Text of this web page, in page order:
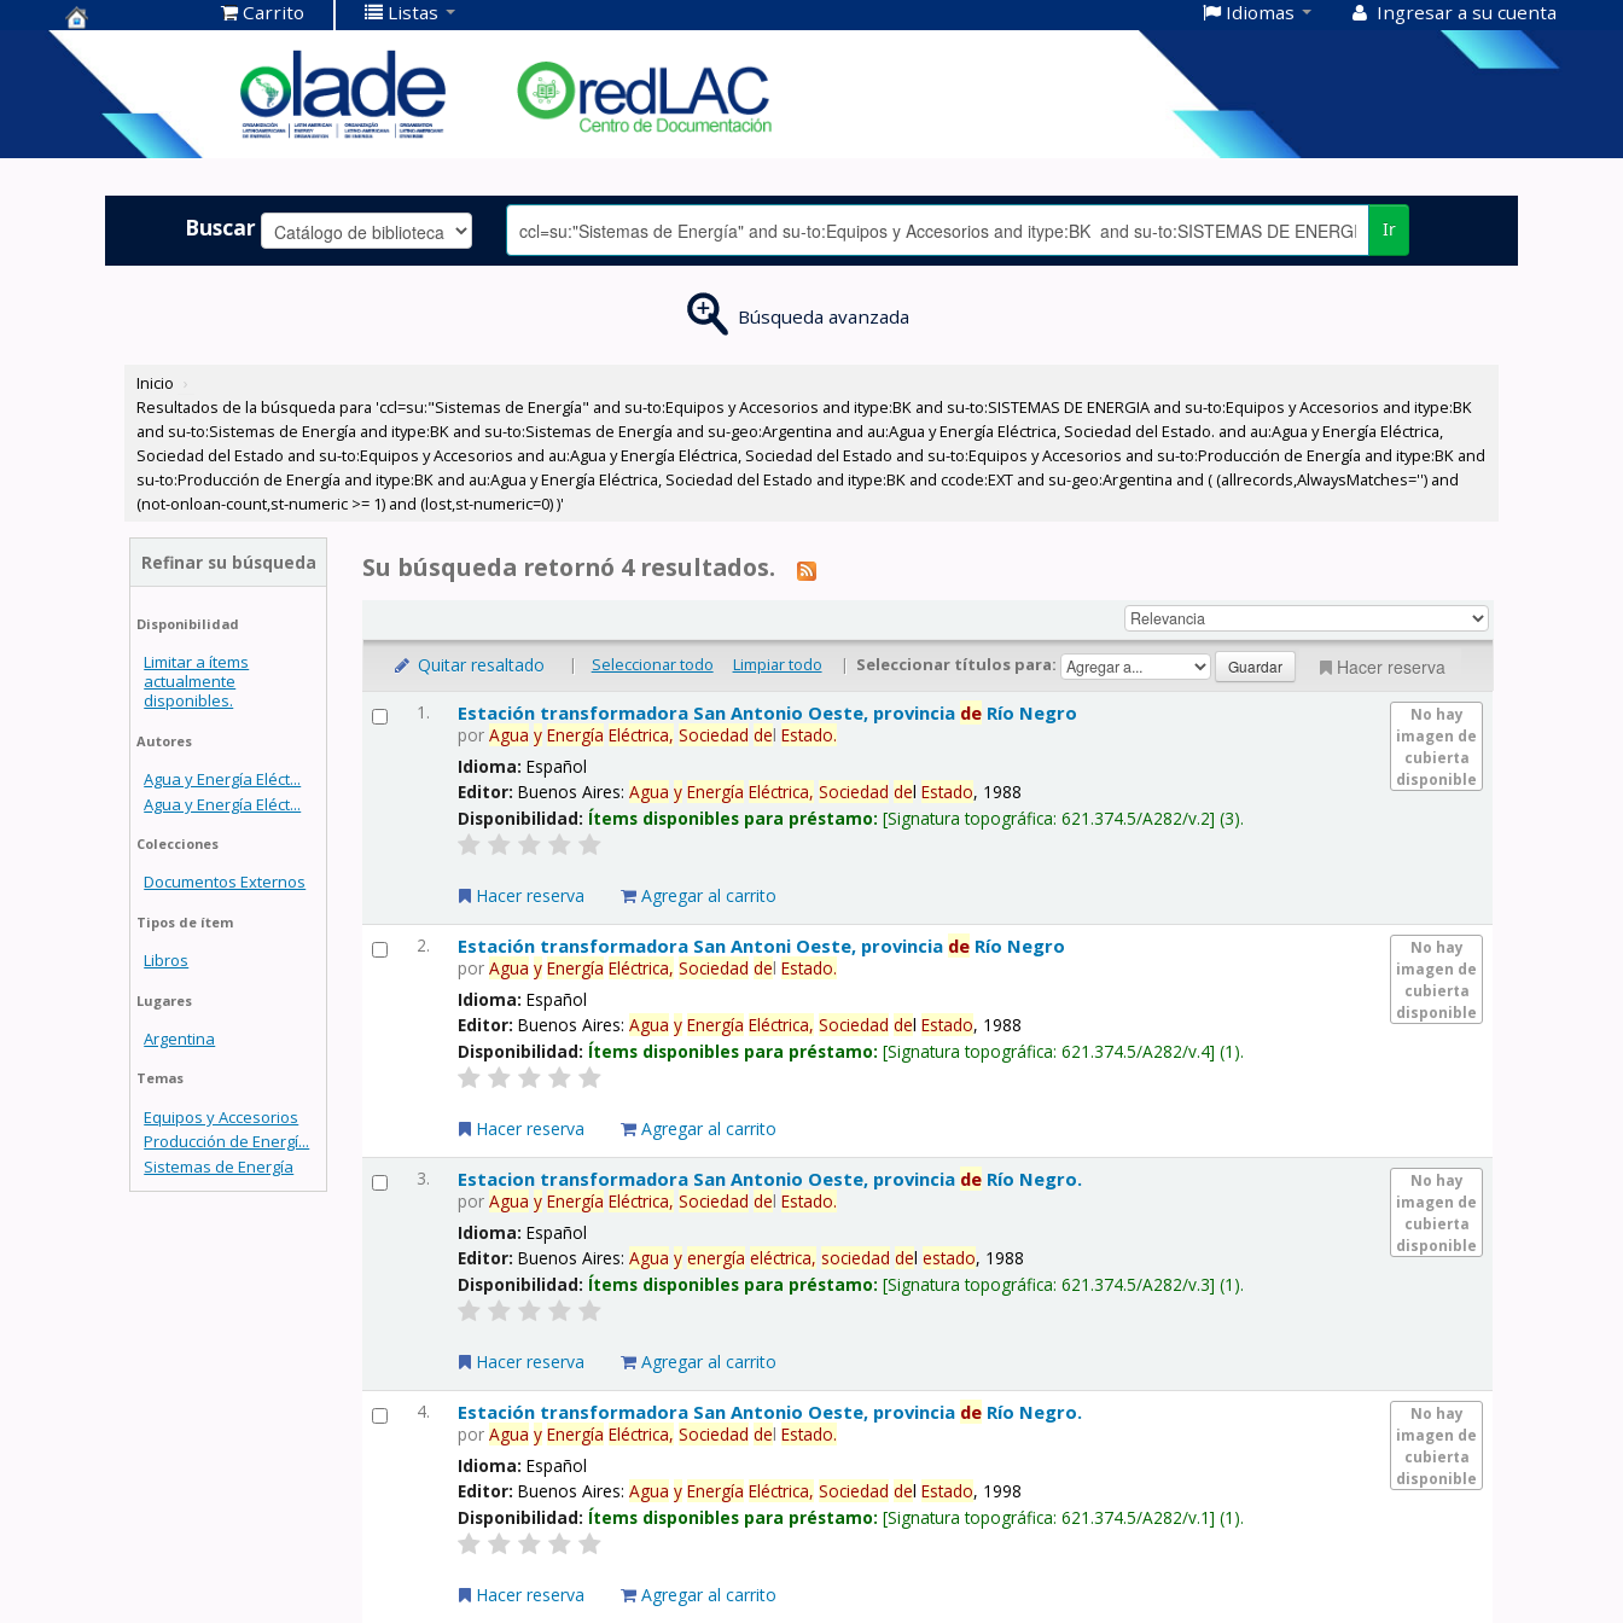
Centro de
Documentación
OLADE -
Carrito Listas Idiomas Ingresar a su cuenta
Buscar Ir
Búsqueda avanzada
Inicio ›
Resultados de la búsqueda para 'ccl=su:"Sistemas de Energía" and su-to:Equipos y Accesorios and itype:BK and su-to:SISTEMAS DE ENERGIA and su-to:Equipos y Accesorios and itype:BK
and su-to:Sistemas de Energía and itype:BK and su-to:Sistemas de Energía and su-geo:Argentina and au:Agua y Energía Eléctrica, Sociedad del Estado. and au:Agua y Energía Eléctrica,
Sociedad del Estado and su-to:Equipos y Accesorios and au:Agua y Energía Eléctrica, Sociedad del Estado and su-to:Equipos y Accesorios and su-to:Producción de Energía and itype:BK and
su-to:Producción de Energía and itype:BK and au:Agua y Energía Eléctrica, Sociedad del Estado and itype:BK and ccode:EXT and su-geo:Argentina and ( (allrecords,AlwaysMatches='') and
(not-onloan-count,st-numeric >= 1) and (lost,st-numeric=0) )'
Refinar su búsqueda
Disponibilidad
Limitar a ítems
actualmente
disponibles.
Autores
Agua y Energía Eléct...
Agua y Energía Eléct...
Colecciones
Documentos Externos
Tipos de ítem
Libros
Lugares
Argentina
Temas
Equipos y Accesorios
Producción de Energí...
Sistemas de Energía
Su búsqueda retornó 4 resultados.
Quitar resaltado | Seleccionar todo Limpiar todo | Seleccionar títulos para: Hacer reserva
1.
No hay
imagen de
cubierta
disponible
Estación transformadora San Antonio Oeste, provincia de Río Negro
porAgua y Energía Eléctrica, Sociedad delEstado.
Idioma:Español
Editor:Buenos Aires:Agua y Energía Eléctrica, Sociedad delEstado, 1988
Disponibilidad: Ítems disponibles para préstamo: Signatura topográfica:621.374.5/A282/v.2 (3).
Hacer reserva Agregar al carrito
2.
No hay
imagen de
cubierta
disponible
Estación transformadora San Antoni Oeste, provincia de Río Negro
porAgua y Energía Eléctrica, Sociedad delEstado.
Idioma:Español
Editor:Buenos Aires:Agua y Energía Eléctrica, Sociedad delEstado, 1988
Disponibilidad: Ítems disponibles para préstamo: Signatura topográfica:621.374.5/A282/v.4 (1).
Hacer reserva Agregar al carrito
3.
No hay
imagen de
cubierta
disponible
Estacion transformadora San Antonio Oeste, provincia de Río Negro.
porAgua y Energía Eléctrica, Sociedad delEstado.
Idioma:Español
Editor:Buenos Aires:Agua y energía eléctrica, sociedad delestado, 1988
Disponibilidad: Ítems disponibles para préstamo: Signatura topográfica:621.374.5/A282/v.3 (1).
Hacer reserva Agregar al carrito
4.
No hay
imagen de
cubierta
disponible
Estación transformadora San Antonio Oeste, provincia de Río Negro.
porAgua y Energía Eléctrica, Sociedad delEstado.
Idioma:Español
Editor:Buenos Aires:Agua y Energía Eléctrica, Sociedad delEstado, 1998
Disponibilidad: Ítems disponibles para préstamo: Signatura topográfica:621.374.5/A282/v.1 (1).
Hacer reserva Agregar al carrito